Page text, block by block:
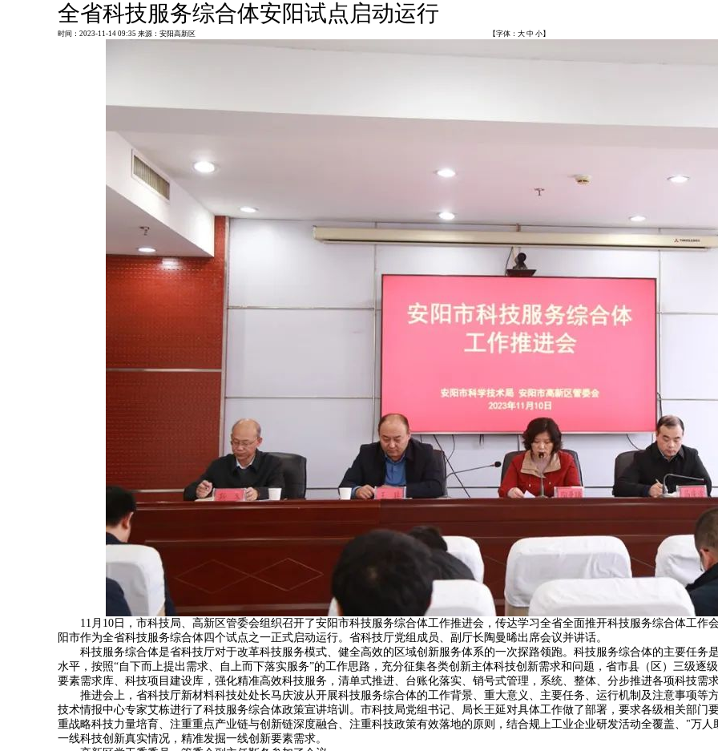
全省科技服务综合体安阳试点启动运行
时间： 2023-11-14 09:35 来源： 安阳高新区 【字体： 大 中 小】
11月10日，市科技局、高新区管委会组织召开了安阳市科技服务综合体工作推进会，传达学习全省全面推开科技服务综合体工作
阳市作为全省科技服务综合体四个试点之一正式启动运行。省科技厅党组成员、副厅长陶曼晞出席会议并讲话。
科技服务综合体是省科技厅对于改革科技服务模式、健全高效的区域创新服务体系的一次探路领跑。科技服务综合体的主要任务
水平，按照“自下而上提出需求、自上而下落实服务”的工作思路，充分征集各类创新主体科技创新需求和问题，省市县（区）三级逐
要素需求库、科技项目建设库，强化精准高效科技服务，清单式推进、台账化落实、销号式管理，系统、整体、分步推进各项科技需
推进会上，省科技厅新材料科技处处长马庆波从开展科技服务综合体的工作背景、重大意义、主要任务、运行机制及注意事项等
技术情报中心专家艾栋进行了科技服务综合体政策宣讲培训。市科技局党组书记、局长王延对具体工作做了部署，要求各级相关部门
重战略科技力量培育、注重重点产业链与创新链深度融合、注重科技政策有效落地的原则，结合规上工业企业研发活动全覆盖、"万
一线科技创新真实情况，精准发掘一线创新要素需求。